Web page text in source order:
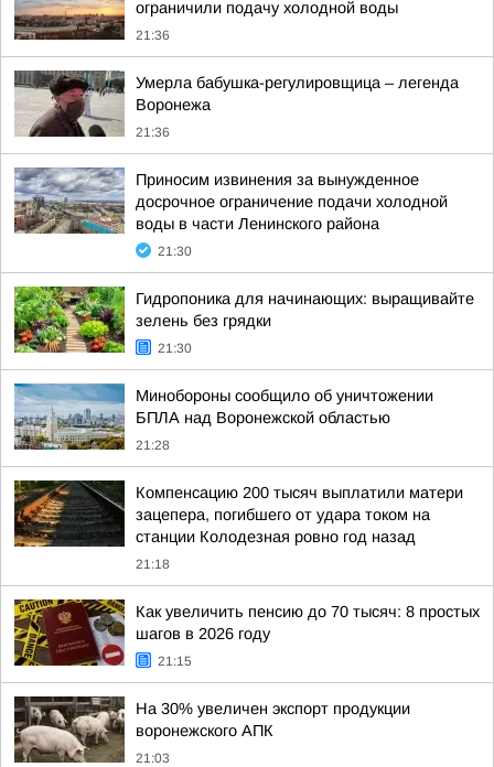
ограничили подачу холодной воды
21:36
Умерла бабушка-регулировщица – легенда
Воронежа
21:36
Приносим извинения за вынужденное
досрочное ограничение подачи холодной
воды в части Ленинского района
21:30
Гидропоника для начинающих: выращивайте
зелень без грядки
21:30
Минобороны сообщило об уничтожении
БПЛА над Воронежской областью
21:28
Компенсацию 200 тысяч выплатили матери
зацепера, погибшего от удара током на
станции Колодезная ровно год назад
21:18
Как увеличить пенсию до 70 тысяч: 8 простых
шагов в 2026 году
21:15
На 30% увеличен экспорт продукции
воронежского АПК
21:03